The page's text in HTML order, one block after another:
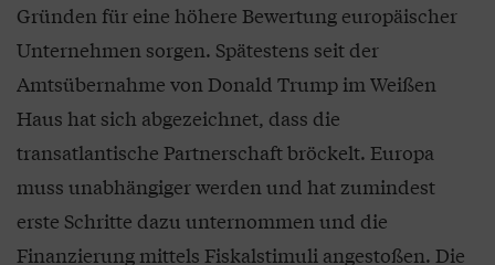
Gründen für eine höhere Bewertung europäischer
Unternehmen sorgen. Spätestens seit der
Amtsübernahme von Donald Trump im Weißen
Haus hat sich abgezeichnet, dass die
transatlantische Partnerschaft bröckelt. Europa
muss unabhängiger werden und hat zumindest
erste Schritte dazu unternommen und die
Finanzierung mittels Fiskalstimuli angestoßen. Die